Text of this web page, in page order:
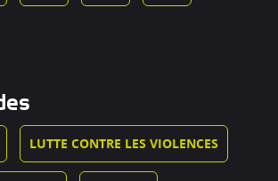
LUTTE CONTRE LES VIOLENCES